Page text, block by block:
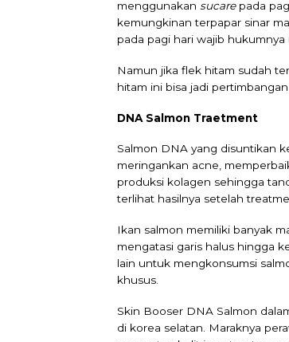
menggunakan sucare pada
kemungkinan terpapar sinar
pada pagi hari wajib
Namun jika flek hitam sudah
hitam ini bisa jadi
DNA Salmon Traetment
Salmon DNA yang disuntikan
meringankan acne,
produksi kolagen sehingga
terlihat hasilnya setelah
Ikan salmon memiliki banyak
mengatasi garis halus hingga
lain untuk mengkonsumsi
khusus.
Skin Booser DNA Salmon
di korea selatan. Maraknya